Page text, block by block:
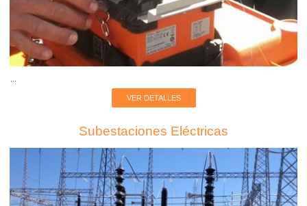
VER DETALLES
Subestaciones Eléctricas